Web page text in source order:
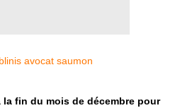
fin du mois de décembre pour